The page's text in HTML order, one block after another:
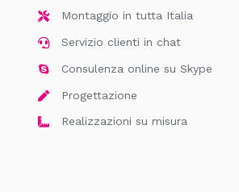
Montaggio in tutta Italia
Servizio clienti in chat
Consulenza online su Skype
Progettazione
Realizzazioni su misura